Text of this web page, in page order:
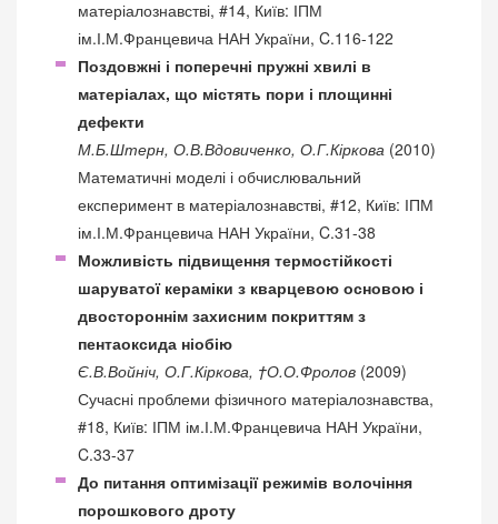
матеріалознавстві, #14, Київ: ІПМ
ім.І.М.Францевича НАН України, C.116-122
Поздовжні і поперечні пружні хвилі в
матеріалах, що містять пори і площинні
дефекти
М.Б.Штерн, О.В.Вдовиченко, О.Г.Кіркова (2010)
Математичні моделі і обчислювальний
експеримент в матеріалознавстві, #12, Київ: ІПМ
ім.І.М.Францевича НАН України, C.31-38
Можливість підвищення термостійкості
шаруватої кераміки з кварцевою основою і
двостороннім захисним покриттям з
пентаоксида ніобію
Є.В.Войніч, О.Г.Кіркова, †О.О.Фролов (2009)
Сучасні проблеми фізичного матеріалознавства,
#18, Київ: ІПМ ім.І.М.Францевича НАН України,
C.33-37
До питання оптимізації режимів волочіння
порошкового дроту